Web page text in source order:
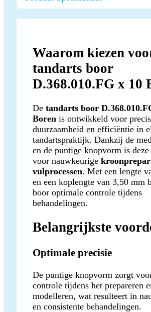
Waarom kiezen
tandarts boor
D.368.010.FG x 10
De tandarts boor
Boren is ontwikkeld voor
duurzaamheid en efficiëntie in
tandartspraktijk. Dankzij de
en de puntige knopvorm is
voor nauwkeurige
vulprocessen. Met een lengte
en een koplengte van 3,50 mm
boor optimale controle tijdens
behandelingen.
Belangrijkste
Optimale precisie
De puntige knopvorm zorgt
controle tijdens het prepareren
modelleren, wat resulteert in
en consistente behandelingen.